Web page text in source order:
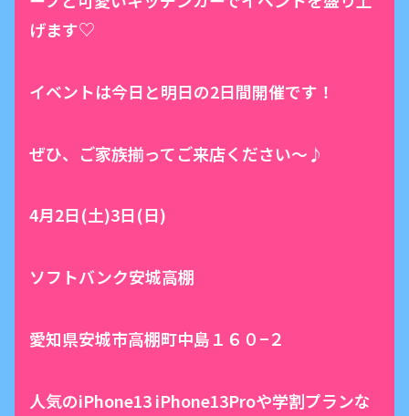
げます♡
イベントは今日と明日の2日間開催です！
ぜひ、ご家族揃ってご来店ください〜♪
4月2日(土)3日(日)
ソフトバンク安城高棚
愛知県安城市高棚町中島１６０−２
人気のiPhone13 iPhone13Proや学割プランな